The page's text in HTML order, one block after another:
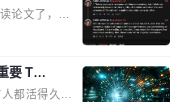
；比如我
身 钛金雕1
同时实现
米，属于同
源产品。小
场更是从20
8763亿美
品牌对专
但市场扩容
2026年Top
论文了，而
斥着大量过
Jorda
在说风凉
很少公开捅
要 Top
都活得久。